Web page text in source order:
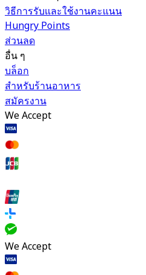
วิธีการรับและใช้งานคะแนน
Hungry Points
ส่วนลด
อื่น ๆ
บล็อก
สำหรับร้านอาหาร
สมัครงาน
We Accept
We Accept